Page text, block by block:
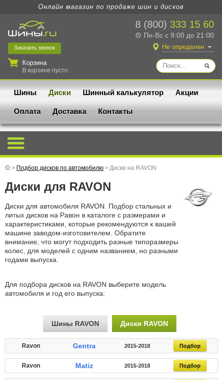
Онлайн магазин по продаже шин и дисков
8 (800) 333 15 60
Пн-Вс с 9:00 до 21:00
Заказать звонок
Корзина
В корзине пусто.
Не определен
Шины Диски Шинный калькулятор Акции
Оплата Доставка Контакты
» Подбор дисков по автомобилю » Диски на RAVON
Диски для RAVON
Диски для автомобиля RAVON. Подбор стальных и
литых дисков на Равон в каталоге с размерами и
характеристиками, которые рекомендуются к вашей
машине заводом-изготовителем. Обратите
внимание, что могут подходить разные типоразмеры
колес, для моделей с одним названием, но разными
годами выпуска.
Для подбора дисков на RAVON выберите модель
автомобиля и год его выпуска:
Шины RAVON Диски RAVON
Ravon Gentra 2015-2018 Подбор
Ravon Matiz 2015-2018 Подбор